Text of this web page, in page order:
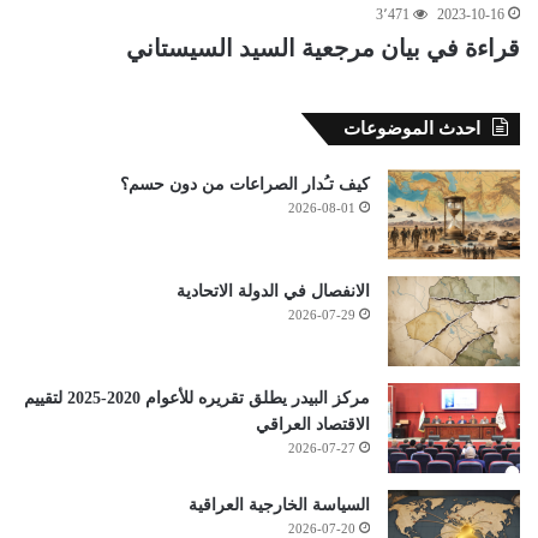
2023-10-16 3٬471
قراءة في بيان مرجعية السيد السيستاني
احدث الموضوعات
كيف تـُدار الصراعات من دون حسم؟
2026-08-01
الانفصال في الدولة الاتحادية
2026-07-29
مركز البيدر يطلق تقريره للأعوام 2020-2025 لتقييم
الاقتصاد العراقي
2026-07-27
السياسة الخارجية العراقية
2026-07-20